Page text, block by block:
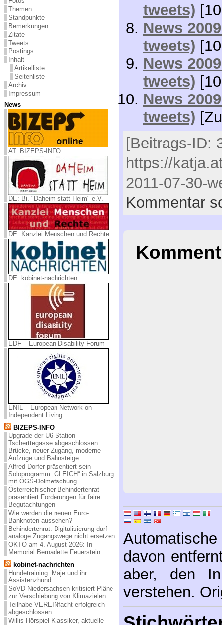
Themen
Standpunkte
Bemerkungen
Zitate
Tweets
Postings
Inhalt
Artikelliste
Seitenliste
Archiv
Impressum
News
AT: BIZEPS-INFO
DE: Bi. "Daheim statt Heim" e.V.
DE: Kanzlei Menschen und Rechte
DE: kobinet-nachrichten
EDF – European Disability Forum
ENIL – European Network on
Independent Living
BIZEPS-INFO
Upgrade der U6-Station
Tscherttegasse abgeschlossen:
Brücke, neuer Zugang, moderne
Aufzüge und Bahnsteige
Alfred Dorfer präsentiert sein
Soloprogramm „GLEICH“ in Salzburg
mit ÖGS-Dolmetschung
Österreichischer Behindertenrat
präsentiert Forderungen für faire
Begutachtungen
Wie werden die neuen Euro-
Banknoten aussehen?
Behindertenrat: Digitalisierung darf
analoge Zugangswege nicht ersetzen
OKTO am 4. August 2026: In
Memorial Bernadette Feuerstein
kobinet-nachrichten
Hundetraining: Maje und ihr
Assistenzhund
SoVD Niedersachsen kritisiert Pläne
zur Verschiebung von Klimazielen
Teilhabe VEREINfacht erfolgreich
abgeschlossen
Willis Hörspiel-Klassiker, aktuelle
tweets)
News
tweets)
News
tweets)
News
tweets)
[Beitrags-ID:
https://
2011-07-30-
Kommentar
davon
aber, den
verstehen.